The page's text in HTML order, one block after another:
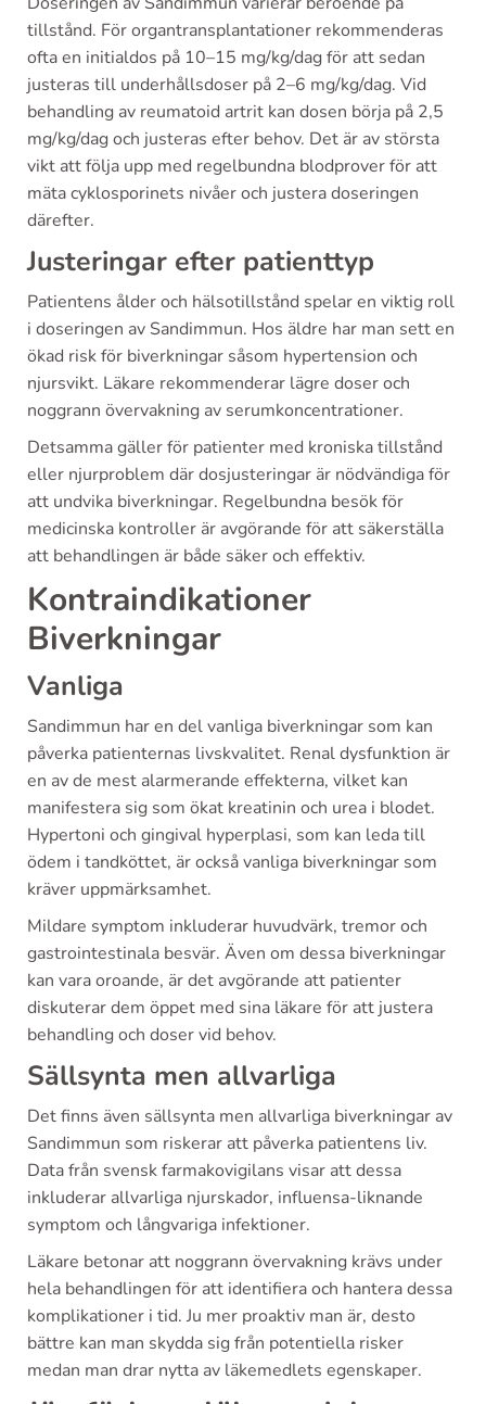
tillstånd. För organtransplantationer rekommenderas
ofta en initialdos på 10–15 mg/kg/dag för att sedan
justeras till underhållsdoser på 2–6 mg/kg/dag. Vid
behandling av reumatoid artrit kan dosen börja på 2,5
mg/kg/dag och justeras efter behov. Det är av största
vikt att följa upp med regelbundna blodprover för att
mäta cyklosporinets nivåer och justera doseringen
därefter.
Justeringar efter patienttyp
Patientens ålder och hälsotillstånd spelar en viktig roll
i doseringen av Sandimmun. Hos äldre har man sett en
ökad risk för biverkningar såsom hypertension och
njursvikt. Läkare rekommenderar lägre doser och
noggrann övervakning av serumkoncentrationer.
Detsamma gäller för patienter med kroniska tillstånd
eller njurproblem där dosjusteringar är nödvändiga för
att undvika biverkningar. Regelbundna besök för
medicinska kontroller är avgörande för att säkerställa
att behandlingen är både säker och effektiv.
Kontraindikationer
Biverkningar
Vanliga
Sandimmun har en del vanliga biverkningar som kan
påverka patienternas livskvalitet. Renal dysfunktion är
en av de mest alarmerande effekterna, vilket kan
manifestera sig som ökat kreatinin och urea i blodet.
Hypertoni och gingival hyperplasi, som kan leda till
ödem i tandköttet, är också vanliga biverkningar som
kräver uppmärksamhet.
Mildare symptom inkluderar huvudvärk, tremor och
gastrointestinala besvär. Även om dessa biverkningar
kan vara oroande, är det avgörande att patienter
diskuterar dem öppet med sina läkare för att justera
behandling och doser vid behov.
Sällsynta men allvarliga
Det finns även sällsynta men allvarliga biverkningar av
Sandimmun som riskerar att påverka patientens liv.
Data från svensk farmakovigilans visar att dessa
inkluderar allvarliga njurskador, influensa-liknande
symptom och långvariga infektioner.
Läkare betonar att noggrann övervakning krävs under
hela behandlingen för att identifiera och hantera dessa
komplikationer i tid. Ju mer proaktiv man är, desto
bättre kan man skydda sig från potentiella risker
medan man drar nytta av läkemedlets egenskaper.